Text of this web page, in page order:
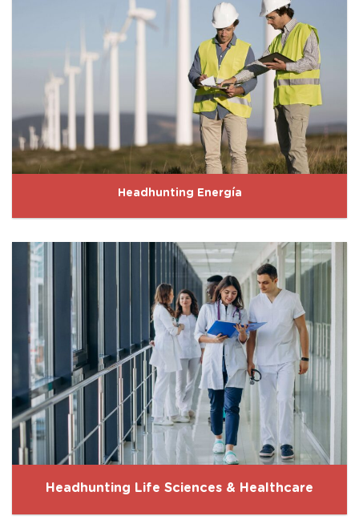
Headhunting Energía
Headhunting Life Sciences & Healthcare